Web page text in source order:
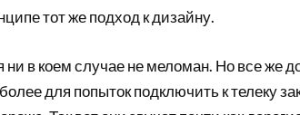
тот же подход к дизайну.
ни в коем случае не меломан. Но все же
для попыток подключить к телеку